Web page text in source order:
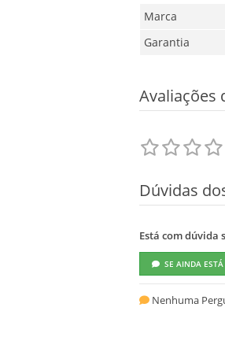
Marca
Garantia
Avaliações
Dúvidas
Está com dúvida
SE AINDA
Nenhuma